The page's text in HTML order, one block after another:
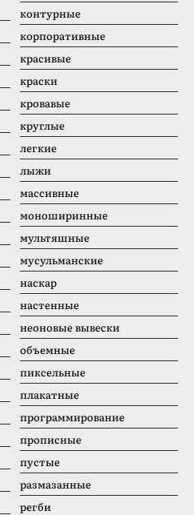
контурные
корпоративные
красивые
краски
кровавые
круглые
легкие
лыжи
массивные
моноширинные
мультяшные
мусульманские
наскар
настенные
неоновые вывески
объемные
пиксельные
плакатные
программирование
прописные
пустые
размазанные
регби